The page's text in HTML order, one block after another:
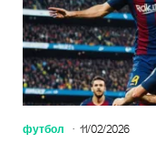
футбол 11/02/2026